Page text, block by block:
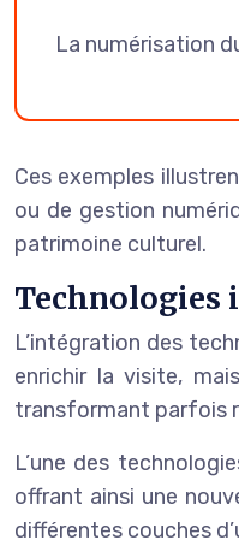
La numérisation
Ces exemples
ou de gestion
patrimoine culturel.
Technologies
L’intégration des
enrichir la visite,
transformant parfois
L’une des
offrant ainsi une
différentes couches